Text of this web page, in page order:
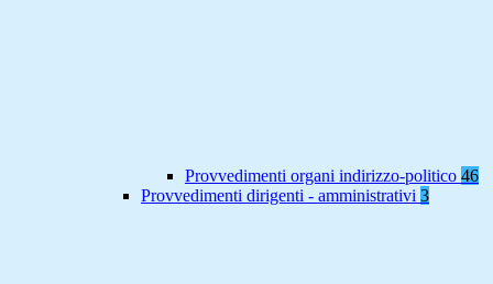
Provvedimenti organi indirizzo-politico 46
Provvedimenti dirigenti - amministrativi 3